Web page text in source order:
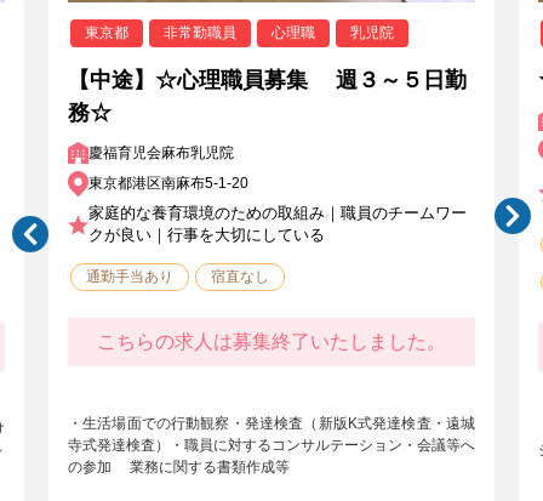
東京都 非常勤職員 心理職 乳児院
【中途】☆心理職員募集 週３～５日勤
務☆
慶福育児会麻布乳児院
東京都港区南麻布5-1-20
家庭的な養育環境のための取組み｜職員のチームワー
クが良い｜行事を大切にしている
通勤手当あり 宿直なし
こちらの求人は募集終了いたしました。
・生活場面での行動観察・発達検査（新版K式発達検査・遠城
寺式発達検査）・職員に対するコンサルテーション・会議等へ
の参加 業務に関する書類作成等